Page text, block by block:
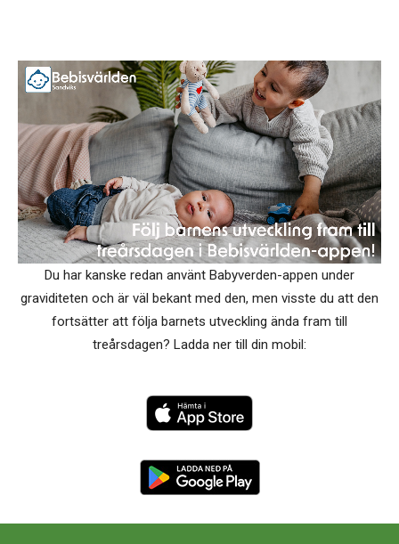
Du har kanske redan använt Babyverden-appen under
graviditeten och är väl bekant med den, men visste du att den
fortsätter att följa barnets utveckling ända fram till
treårsdagen? Ladda ner till din mobil: